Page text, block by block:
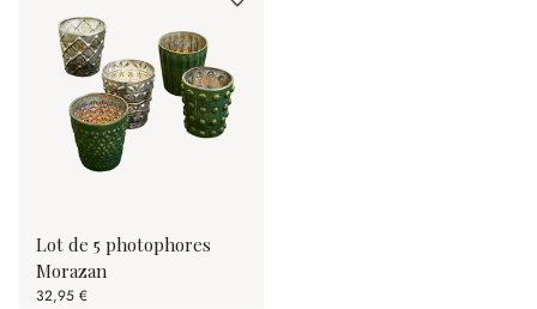
Lot de 5 photophores
Morazan
32,95 €